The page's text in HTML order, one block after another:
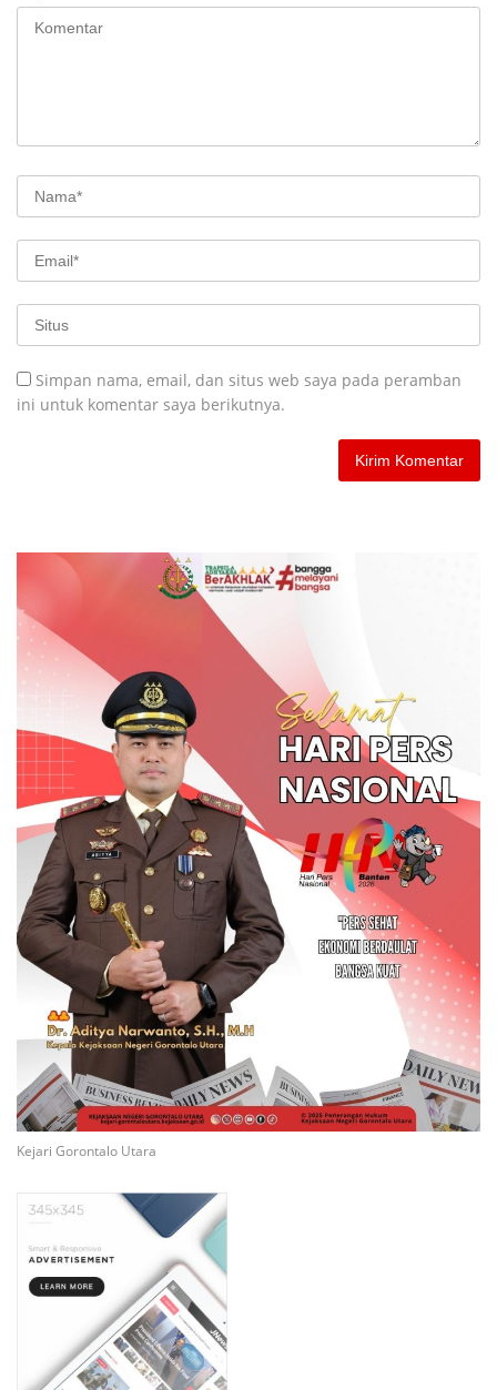
Simpan nama, email, dan situs web saya pada peramban
ini untuk komentar saya berikutnya.
Kejari Gorontalo Utara